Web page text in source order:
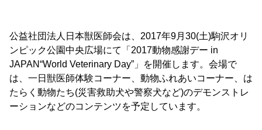
公益社団法人日本獣医師会は、2017年9月30(土)駒沢オリ
ンピック公園中央広場にて「2017動物感謝デー in
JAPAN“World Veterinary Day”」を開催します。会場で
は、一日獣医師体験コーナー、動物ふれあいコーナー、は
たらく動物たち(災害救助犬や警察犬など)のデモンストレ
ーションなどのコンテンツを予定しています。